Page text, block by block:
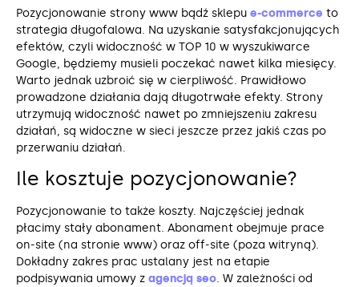
Pozycjonowanie strony www bądź sklepu e-commerce to
strategia długofalowa. Na uzyskanie satysfakcjonujących
efektów, czyli widoczność w TOP 10 w wyszukiwarce
Google, będziemy musieli poczekać nawet kilka miesięcy.
Warto jednak uzbroić się w cierpliwość. Prawidłowo
prowadzone działania dają długotrwałe efekty. Strony
utrzymują widoczność nawet po zmniejszeniu zakresu
działań, są widoczne w sieci jeszcze przez jakiś czas po
przerwaniu działań.
Ile kosztuje pozycjonowanie?
Pozycjonowanie to także koszty. Najczęściej jednak
płacimy stały abonament. Abonament obejmuje prace
on-site (na stronie www) oraz off-site (poza witryną).
Dokładny zakres prac ustalany jest na etapie
podpisywania umowy z agencją seo. W zależności od